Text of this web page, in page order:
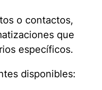
o contactos,
que
específicos.
disponibles: